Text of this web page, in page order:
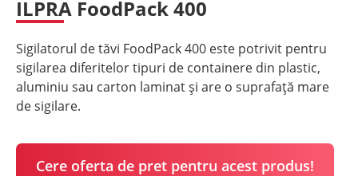
ILPRA FoodPack 400
Sigilatorul de tăvi FoodPack 400 este potrivit pentru
sigilarea diferitelor tipuri de containere din plastic,
aluminiu sau carton laminat și are o suprafață mare
de sigilare.
Cere oferta de pret pentru acest produs!